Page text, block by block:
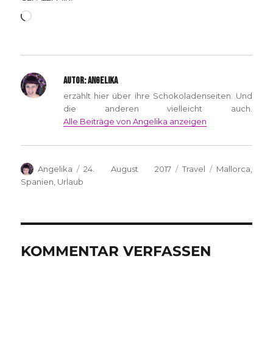
Wird
AUTOR:ANGELIKA
erzählt hier über ihre Schokoladenseiten. Und
die anderen vielleicht auch.
Alle Beiträge von Angelika anzeigen
Autor
Angelika
Veröffentlicht
24. August 2017 Kategorien
Travel Schlagwörter
Mallorca
Spanien, Urlaub
KOMMENTAR VERFASSEN